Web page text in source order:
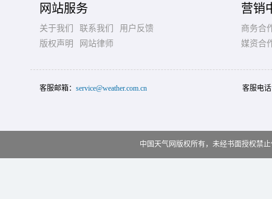
网站服务
关于我们 联系我们
用户反馈
版权声明
网站律师
营销
商务合
媒资合
客服邮箱： service@weather.com.cn 客服电
中国天气网版权所有，未经书面授权